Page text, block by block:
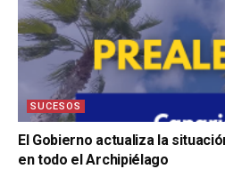
SUCESOS
El Gobierno actualiza la
en todo el Archipiélago